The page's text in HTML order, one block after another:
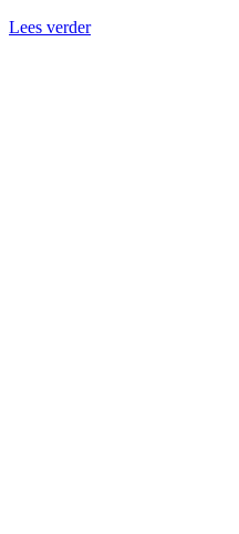
Lees verder